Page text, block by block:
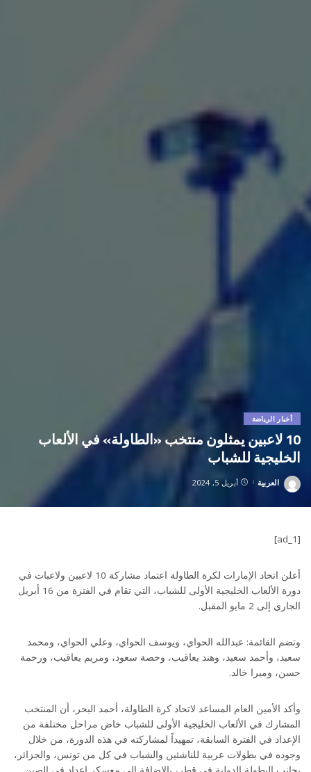
أخبار الرياضة
10 لاعبين يمثلون منتخب «الطاولة» في الألعاب
الخليجية للشباب
Posted
العربية أبريل 5, 2024
[ad_1]
أعلن اتحاد الإمارات لكرة الطاولة اعتماد مشاركة 10 لاعبين ولاعبات في
دورة الألعاب الخليجية الأولى للشباب، التي تقام في الفترة من 16 أبريل
الجاري إلى 2 مايو المقبل.
وتضم القائمة: عبدالله الحواي، ويوسف الحواي، وعلي الحواي، ومحمد
سعيد، وأحمد سعيد، وهند يعاقيب، وحصة سعود، ومريم يعاقيب، ورحمة
حسن، وميرا خالد.
وأكد الأمين العام المساعد لاتحاد كرة الطاولة، أحمد البحر، أن المنتخب
المشارك في الألعاب الخليجية الأولى للشباب خاض مراحل مختلفة من
الإعداد في الفترة السابقة، تمهيداً لمشاركته في هذه الدورة، من خلال
وجوده في بطولات عربية للناشئين والشباب في كل من تونس، والجزائر،